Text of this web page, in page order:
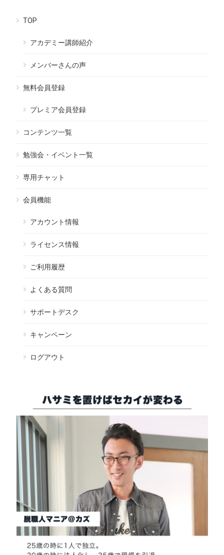
TOP
アカデミー講師紹介
メンバーさんの声
無料会員登録
プレミア会員登録
コンテンツ一覧
勉強会・イベント一覧
専用チャット
会員機能
アカウント情報
ライセンス情報
ご利用履歴
よくある質問
サポートデスク
キャンペーン
ログアウト